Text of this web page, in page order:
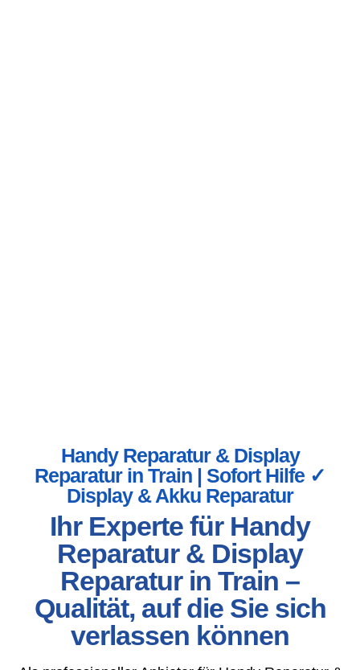
Handy Reparatur & Display
Reparatur in Train | Sofort Hilfe ✓
Display & Akku Reparatur
Ihr Experte für Handy
Reparatur & Display
Reparatur in Train –
Qualität, auf die Sie sich
verlassen können